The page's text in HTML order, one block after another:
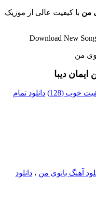
من با کیفیت عالی از موزیک
Download New Song
دیبا
خوب (128)
دانلود تمام
آهنگ بانوی من ، دانلود